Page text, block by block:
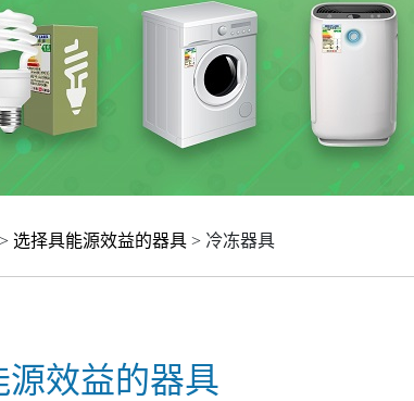
选择具能源效益的器具 > 冷冻器具
源效益的器具